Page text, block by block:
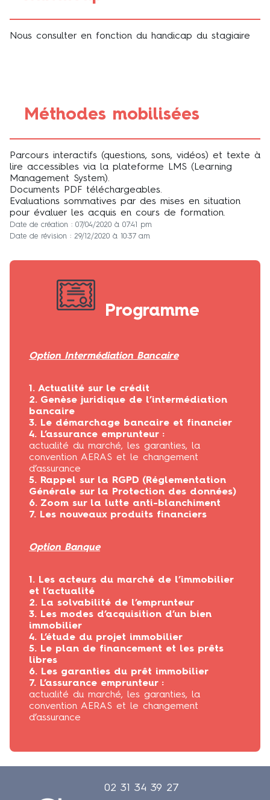
Nous consulter en fonction du handicap du stagiaire
Méthodes mobilisées
Parcours interactifs (questions, sons, vidéos) et texte à
lire accessibles via la plateforme LMS (Learning
Management System).
Documents PDF téléchargeables.
Evaluations sommatives par des mises en situation
pour évaluer les acquis en cours de formation.
Date de création : 07/04/2020 à 07:41 pm
Date de révision : 29/12/2020 à 10:37 am
Programme
Option Intermédiation Bancaire
1. Actualité sur le crédit
2. Genèse juridique de l’intermédiation
bancaire
3. Le démarchage bancaire et financier
4. L’assurance emprunteur :
actualité du marché, les garanties, la
convention AERAS et le changement
d’assurance
5. Rappel sur la RGPD (Réglementation
Générale sur la Protection des données)
6. Zoom sur la lutte anti-blanchiment
7. Les nouveaux produits financiers
Option Banque
1. Les acteurs du marché de l’immobilier
et l’actualité
2. La solvabilité de l’emprunteur
3. Les modes d’acquisition d’un bien
immobilier
4. L’étude du projet immobilier
5. Le plan de financement et les prêts
libres
6. Les garanties du prêt immobilier
7. L’assurance emprunteur :
actualité du marché, les garanties, la
convention AERAS et le changement
d’assurance
02 31 34 39 27